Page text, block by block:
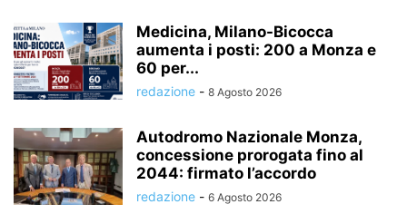
Medicina, Milano-Bicocca
aumenta i posti: 200 a Monza e
60 per...
redazione - 8 Agosto 2026
Autodromo Nazionale Monza,
concessione prorogata fino al
2044: firmato l’accordo
redazione - 6 Agosto 2026